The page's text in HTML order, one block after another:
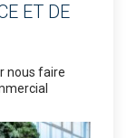
ET DE
nous faire